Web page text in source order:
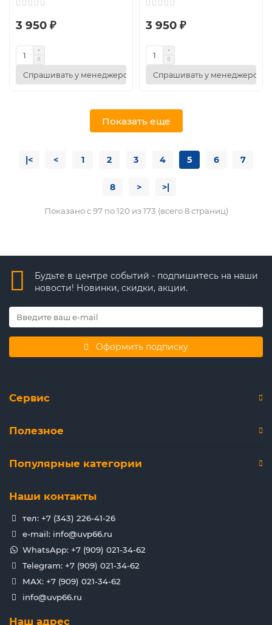
3 950 ₽
Спрашивать у менеджеров
3 950 ₽
Спрашивать у менеджеров
Показать еще
|< < 1 2 3 4 5 6 7
8 > >|
Показано с 97 по 120 из 173 (всего 8 страниц)
Будьте в центре событий - подпишитесь на наши
новости! Новинки, скидки, акции.
Оформить подписку
Сервис
Полезное
Популярные категории
Наши контакты
тел: +7 (343) 226-41-26
e-mail: info@uvp66.ru
WhatsApp: +7 (909) 021-34-62
Telegram: +7 (909) 021-34-62
MAX: +7 (909) 021-34-62
info@uvp66.ru
Наш адрес